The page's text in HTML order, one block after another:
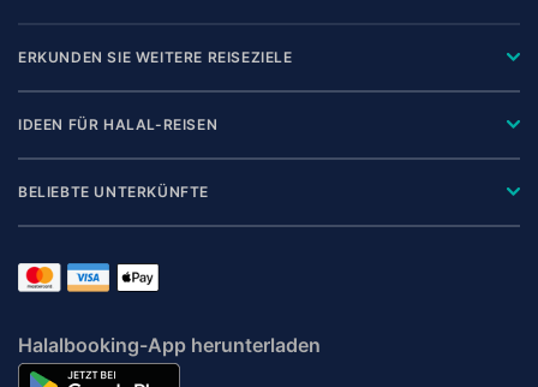
ERKUNDEN SIE WEITERE REISEZIELE
IDEEN FÜR HALAL-REISEN
BELIEBTE UNTERKÜNFTE
Halalbooking-App herunterladen